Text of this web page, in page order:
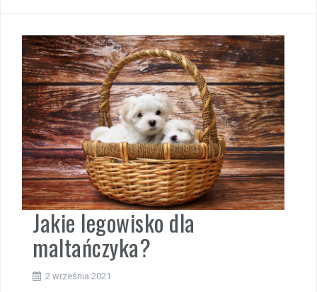
Jakie legowisko dla
maltańczyka?
2 września 2021